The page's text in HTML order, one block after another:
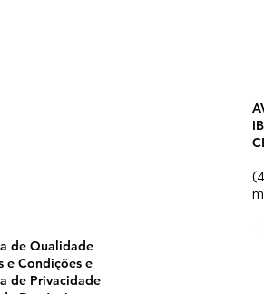
de Qualidade
e Condições e
de Privacidade